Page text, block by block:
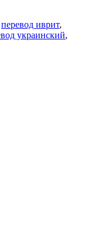
перевод иврит,
украинский,